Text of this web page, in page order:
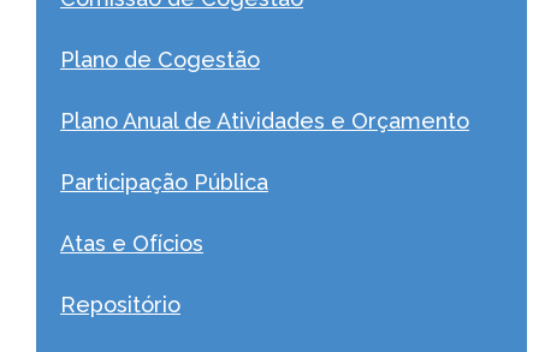
Plano de Cogestão
Plano Anual de Atividades e Orçamento
Participação Pública
Atas e Ofícios
Repositório